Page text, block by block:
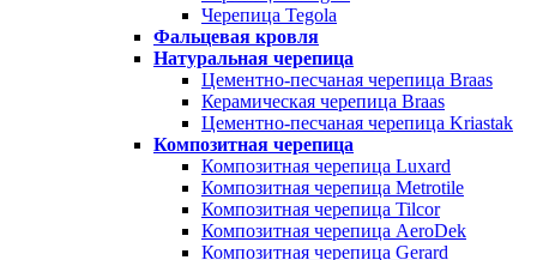
Черепица Tegola
Фальцевая кровля
Натуральная черепица
Цементно-песчаная черепица Braas
Керамическая черепица Braas
Цементно-песчаная черепица Kriastak
Композитная черепица
Композитная черепица Luxard
Композитная черепица Metrotile
Композитная черепица Tilcor
Композитная черепица AeroDek
Композитная черепица Gerard